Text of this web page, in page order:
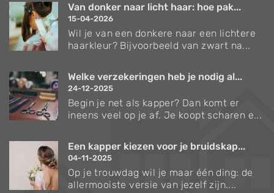
Van donker naar licht haar: hoe pak...
15-04-2026
Wil je van een donkere naar een lichtere
haarkleur? Bijvoorbeeld van zwart na...
Welke verzekeringen heb je nodig al...
24-12-2025
Begin je net als kapper? Dan komt er
ineens veel op je af. Je koopt scharen e...
Een kapper kiezen voor je bruidskap...
04-11-2025
Op je trouwdag wil je maar één ding: de
allermooiste versie van jezelf zijn....